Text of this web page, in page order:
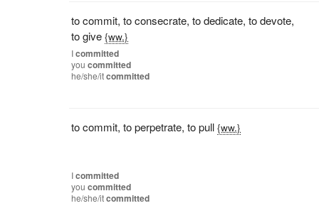
to commit,to consecrate,to dedicate,to devote,
to give {ww.}
Icommitted
youcommitted
he/she/itcommitted
to commit,to perpetrate,to pull {ww.}
Icommitted
youcommitted
he/she/itcommitted